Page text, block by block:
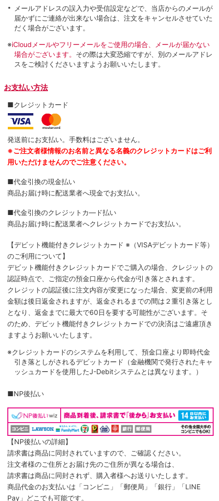
メールアドレスの誤入力や受信設定などで、当店からのメールが
届かずにご連絡が出来ない場合は、注文をキャンセルさせていた
だく場合がございます。
※iCloudメールやフリーメールをご使用の場合、メールが届かない
場合がございます。 その際は大変恐縮ですが、別のメールアドレ
スをご検討くださいますようお願いいたします。
お支払い方法
■クレジットカード
発送前にお支払い。手数料はございません。
※ご注文者様情報のお名前と異なる名義のクレジットカードはご利
用いただけませんのでご注意ください。
■代金引換の現金払い
商品お届け時に配送業者へ現金でお支払い。
■代金引換のクレジットカ―ド払い
商品お届け時に配送業者へクレジットカードでお支払い。
【デビット機能付きクレジットカード ※（VISAデビットカード等）
のご利用について】
デビット機能付きクレジットカードでご購入の場合、クレジットの
認証時点で、ご指定の預金口座から代金が引き落とされます。
クレジットの認証後に注文内容が変更になった場合、変更前の利用
金額は後日返金されますが、返金されるまでの間は２重引き落とし
となり、返金までに最大で60日を要する可能性がございます。そ
のため、デビット機能付きクレジットカードでの決済はご遠慮頂き
ますようお願いいたします。
※クレジットカードのシステムを利用して、預金口座より即時代金
引き落としがされるデビットカード（金融機関で発行されたキャ
ッシュカードを使用したJ-Debitシステムとは異なります。）
■NP後払い
【NP後払いの詳細】
請求書は商品に同封されていますので、ご確認ください。
注文者様のご住所とお届け先のご住所が異なる場合は、
請求書は商品に同封されず、購入者様へお送りいたします。
商品代金のお支払いは「コンビニ」「郵便局」「銀行」「LINE
Pay」どこでも可能です。